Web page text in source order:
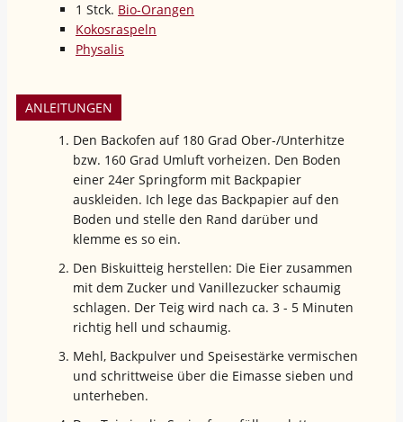
1 Stck. Bio-Orangen
Kokosraspeln
Physalis
ANLEITUNGEN
Den Backofen auf 180 Grad Ober-/Unterhitze
bzw. 160 Grad Umluft vorheizen. Den Boden
einer 24er Springform mit Backpapier
auskleiden. Ich lege das Backpapier auf den
Boden und stelle den Rand darüber und
klemme es so ein.
Den Biskuitteig herstellen: Die Eier zusammen
mit dem Zucker und Vanillezucker schaumig
schlagen. Der Teig wird nach ca. 3 - 5 Minuten
richtig hell und schaumig.
Mehl, Backpulver und Speisestärke vermischen
und schrittweise über die Eimasse sieben und
unterheben.